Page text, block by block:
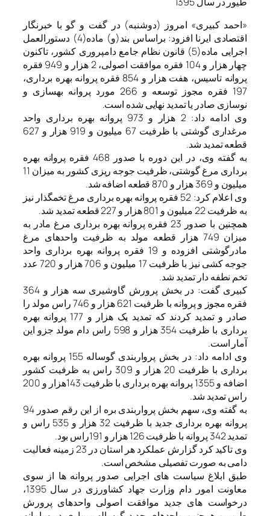
«احمد کبیری» امروز (دوشنبه) در گفت و گو با خبرنگار
اقتصادی ایرنا افزود: براساس بند(و) ماده(4) دستورالعمل
اجرایی ماده(5) قانون نظام جامع دامپروری کشور، تاکنون
چهار هزار و 104 فقره موافقت اصولی، 2 هزار و 949 فقره
پروانه تاسیس، هفت هزار و 854 فقره پروانه بهره برداری،
197 فقره مجوز توسعه و 266 مورد پروانه بهسازی و
نوسازی صادر یا تمدید نهایی شده است.
وی ادامه داد: 2 هزار و 973 پروانه بهره برداری واحد
مرغداری گوشتی با ظرفیت 67 میلیون و 919 هزار و 627
قطعه تمدید شد.
به گفته وی، در این دوره با صدور 468 فقره پروانه بهره
برداری مرغ گوشتی، ظرفیت جوجه ریزی کشور به میزان 11
میلیون و 369 هزار و 870 قطعه اضافه شد.
وی اعلام کرد: 52 فقره پروانه بهره برداری مرغ تخمگذار نیز
به ظرفیت 22 میلیون و 801 هزار و 227 قطعه تمدید شد.
همچنین با صدور 23 فقره پروانه بهره برداری مرغ مادر به
میزان 749 هزار قطعه مولد به ظرفیت واحدهای مرغ
مادرگوشتی افزوده و 19 فقره پروانه بهره برداری واحد
جوجه کشی نیز با ظرفیت 17 میلیون و 706 هزار و 720 عدد
تخم نطفه دار تمدید شد.
کبیری گفت: در بخش پرورش گاوشیری سه هزار و 364
فقره مجوز و پروانه با ظرفیت 621 هزار و 746 راس مولد را
صادر و تمدید کردند که تمدید یک هزار و 177 پروانه بهره
برداری با ظرفیت 354 هزار و 598 راس دام مولد جزو این
آمار است.
وی ادامه داد: در بخش پرواربندی گوساله 155 پروانه بهره
برداری با ظرفیت 20 هزار و 309 راس به ظرفیت کشور
اضافه و 1355 پروانه بهره برداری با ظرفیت 143هزار و 200
راس تمدید شد.
به گفته وی، سهم بخش پرواربندی بره از این رقم صدور 94
پروانه بهره برداری جدید با ظرفیت 32 هزار و 535 راس و
تمدید 342 پروانه با ظرفیت 126 هزار و 191راس بود.
وی تاکید کرد گزارش عملکرد هر استان در 23 زمینه فعالیت
دامی به صورت تفصیلی مشخص است.
طبق ابلاغ سیاست های اجرایی صدور پروانه ها از سوی
معاونت امور دام وزارت جهاد کشاورزی در سال 1395،
درخواست های جدید موافقت اصولی واحدهای پرورش